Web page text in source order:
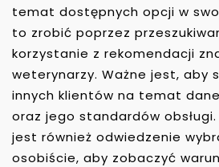
temat dostępnych opcji w
to zrobić poprzez
korzystanie z rekomendacji
weterynarzy. Ważne jest, aby
innych klientów na temat
oraz jego standardów
jest również odwiedzenie
osobiście, aby zobaczyć